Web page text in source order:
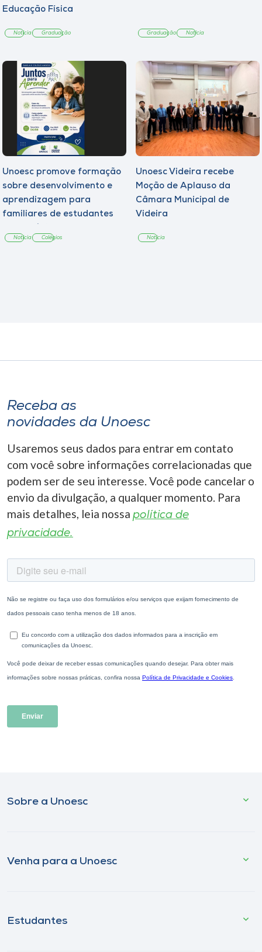
Educação Física
Notícia Graduação Graduação Notícia
Unoesc promove formação
sobre desenvolvimento e
aprendizagem para
familiares de estudantes
Notícia Colégios
Unoesc Videira recebe
Moção de Aplauso da
Câmara Municipal de
Videira
Notícia
Receba as
novidades da Unoesc
Usaremos seus dados para entrar em contato
com você sobre informações correlacionadas que
podem ser de seu interesse. Você pode cancelar o
envio da divulgação, a qualquer momento. Para
mais detalhes, leia nossa política de
privacidade.
Sobre a Unoesc
Venha para a Unoesc
Estudantes